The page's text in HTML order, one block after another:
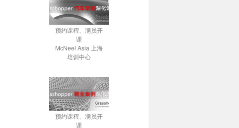
预约课程、满员开
课
McNeel Asia 上海
培训中心
预约课程、满员开
课